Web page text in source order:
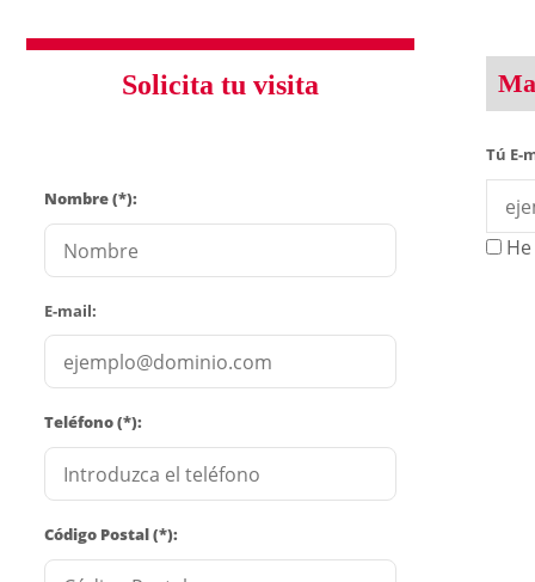
Solicita tu visita
Nombre (*):
E-mail:
Teléfono (*):
Código Postal (*):
Tú E-